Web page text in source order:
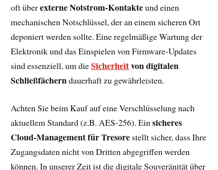
oft überexterne Notstrom-Kontakteund einen
mechanischen Notschlüssel, der an einem sicheren Ort
deponiert werden sollte. Eine regelmäßige Wartung der
Elektronik und das Einspielen von Firmware-Updates
sind essenziell, um dieSicherheitvon digitalen
Schließfächerndauerhaft zu gewährleisten.
Achten Sie beim Kauf auf eine Verschlüsselung nach
aktuellem Standard (z.B. AES-256). Einsicheres
Cloud-Management für Tresore stellt sicher, dass Ihre
Zugangsdaten nicht von Dritten abgegriffen werden
können. In unserer Zeit ist die digitale Souveränität über